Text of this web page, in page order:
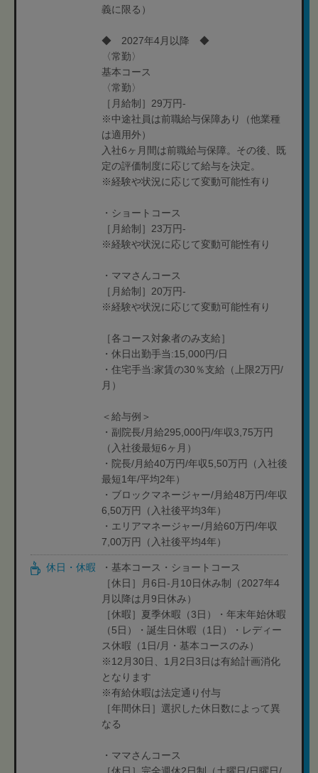
義に限る）
◆ 2027年4月以降 ◆
〈常勤〉
基本コース
〈常勤〉
［月給制］29万円-
※中途社員は前職給与保障あり（他業種
は適用外）
入社6ヶ月間は前職給与保障。その後、既
定の評価制度に応じて給与を決定。
※経験や状況に応じて変動可能性有り
・ショートコース
［月給制］23万円-
※経験や状況に応じて変動可能性有り
・ママさんコース
［月給制］20万円-
※経験や状況に応じて変動可能性有り
［各コース対象者のみ支給］
・休日出勤手当:15,000円/日
・住宅手当:家賃の30％支給（上限2万円/
月）
＜給与例＞
・副院長/月給295,000円/年収3,75万円
（入社後最短6ヶ月）
・院長/月給40万円/年収5,50万円（入社後
最短1年/平均2年）
・ブロックマネージャー/月給48万円/年収
6,50万円（入社後平均3年）
・エリアマネージャー/月給60万円/年収
7,00万円（入社後平均4年）
休日・休暇
・基本コース・ショートコース
［休日］月6日-月10日休み制（2027年4
月以降は月9日休み）
［休暇］夏季休暇（3日）・年末年始休暇
（5日）・誕生日休暇（1日）・レディー
ス休暇（1日/月・基本コースのみ）
※12月30日、1月2日3日は有給計画消化
となります
※有給休暇は法定通り付与
［年間休日］選択した休日数によって異
なる
・ママさんコース